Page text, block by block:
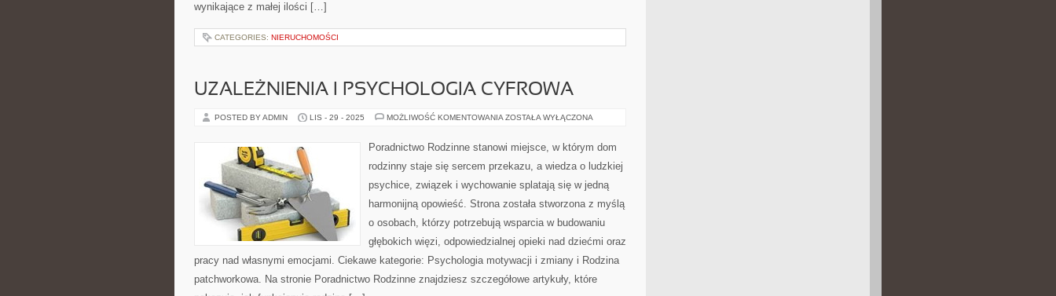
wynikające z małej ilości […]
CATEGORIES: NIERUCHOMOŚCI
UZALEŻNIENIA I PSYCHOLOGIA CYFROWA
POSTED BY ADMIN LIS - 29 - 2025 MOŻLIWOŚĆ KOMENTOWANIA UZALEŻNIENIA
CYFROWA
ZOSTAŁA WYŁĄCZONA
Poradnictwo Rodzinne stanowi miejsce, w którym dom
rodzinny staje się sercem przekazu, a wiedza o ludzkiej
psychice, związek i wychowanie splatają się w jedną
harmonijną opowieść. Strona została stworzona z myślą
o osobach, którzy potrzebują wsparcia w budowaniu
głębokich więzi, odpowiedzialnej opieki nad dziećmi oraz
pracy nad własnymi emocjami. Ciekawe kategorie: Psychologia motywacji i zmiany i Rodzina
patchworkowa. Na stronie Poradnictwo Rodzinne znajdziesz szczegółowe artykuły, które